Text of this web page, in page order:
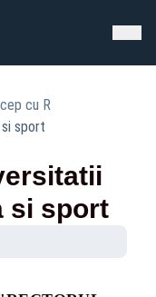
cu R
sport
si sport